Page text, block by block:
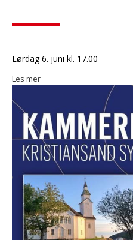
Lørdag 6. juni kl. 17.00
Les mer